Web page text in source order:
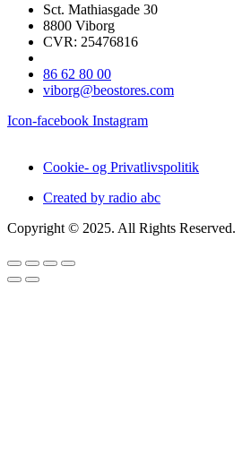
Sct. Mathiasgade 30
8800 Viborg
CVR: 25476816
86 62 80 00
viborg@beostores.com
Icon-facebook Instagram
Cookie- og Privatlivspolitik
Created by radio abc
Copyright © 2025. All Rights Reserved.